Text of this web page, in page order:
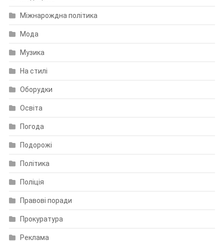
Міжнарождна політика
Мода
Музика
На стилі
Оборудки
Освіта
Погода
Подорожі
Політика
Поліція
Правові поради
Прокуратура
Реклама